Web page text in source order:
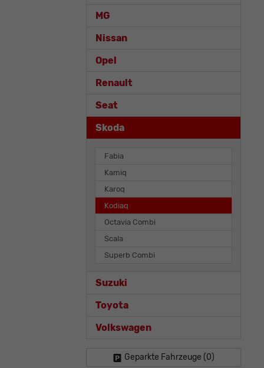
MG
Nissan
Opel
Renault
Seat
Skoda
Fabia
Kamiq
Karoq
Kodiaq
Octavia Combi
Scala
Superb Combi
Suzuki
Toyota
Volkswagen
Geparkte Fahrzeuge (0)